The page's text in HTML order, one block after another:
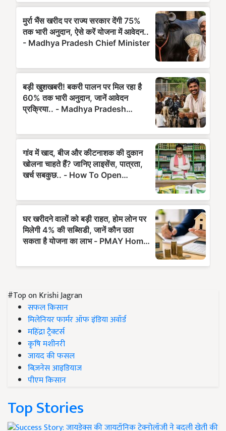
#Top on Krishi Jagran
सफल किसान
मिलेनियर फार्मर ऑफ इंडिया अवॉर्ड
महिंद्रा ट्रैक्टर्स
कृषि मशीनरी
जायद की फसल
बिज़नेस आइडियाज
पीएम किसान
Top Stories